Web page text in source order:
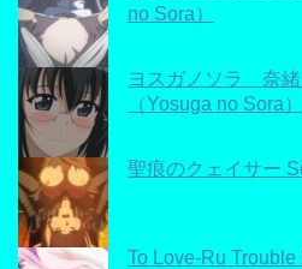
no Sora）
ヨスガノソラ 奈
（Yosuga no Sora）
聖痕のクェイサー
To Love-Ru